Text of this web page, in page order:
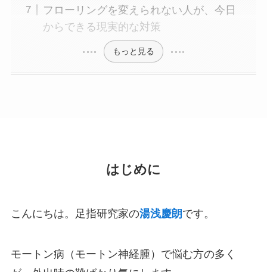
フローリングを変えられない人が、今日
からできる現実的な対策
もっと見る
はじめに
こんにちは。足指研究家の湯浅慶朗 です。
モートン病（モートン神経腫）で悩む方の多く